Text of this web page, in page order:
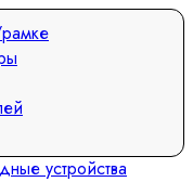
устройства